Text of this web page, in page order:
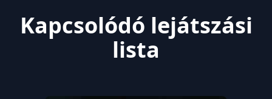
Kapcsolódó lejátszási
lista